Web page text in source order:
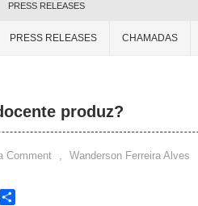
PRESS RELEASES
PRESS RELEASES CHAMADAS
produz?
Comment , Wanderson Ferreira Alves
Facebook